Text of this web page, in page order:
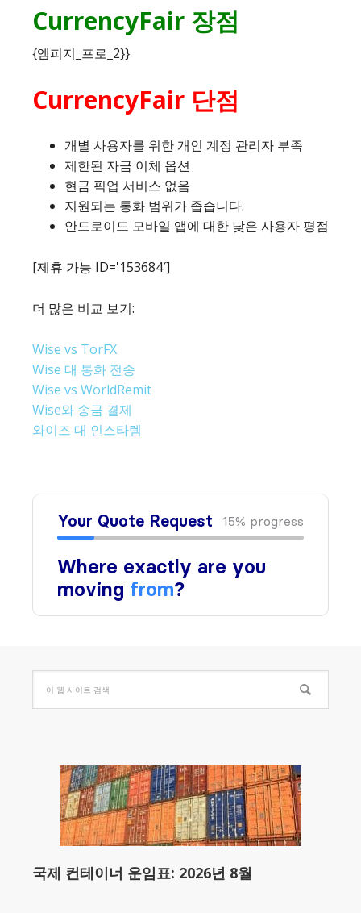
CurrencyFair 장점
{엠피지_프로_2}}
CurrencyFair 단점
개별 사용자를 위한 개인 계정 관리자 부족
제한된 자금 이체 옵션
현금 픽업 서비스 없음
지원되는 통화 범위가 좁습니다.
안드로이드 모바일 앱에 대한 낮은 사용자 평점
[제휴 가능 ID='153684′]
더 많은 비교 보기:
Wise vs TorFX
Wise 대 통화 전송
Wise vs WorldRemit
Wise와 송금 결제
와이즈 대 인스타렘
국제 컨테이너 운임표: 2026년 8월